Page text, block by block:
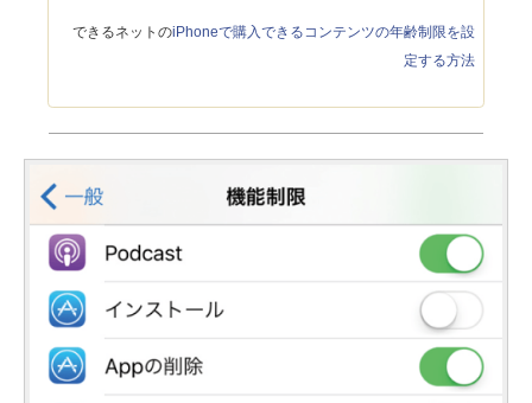
できるネットのiPhoneで購入できるコンテンツの年齢制限を設
定する方法